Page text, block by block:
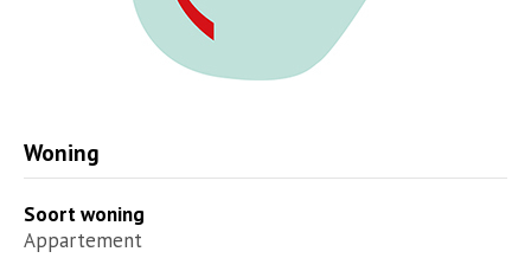
Woning
Soort woning
Appartement